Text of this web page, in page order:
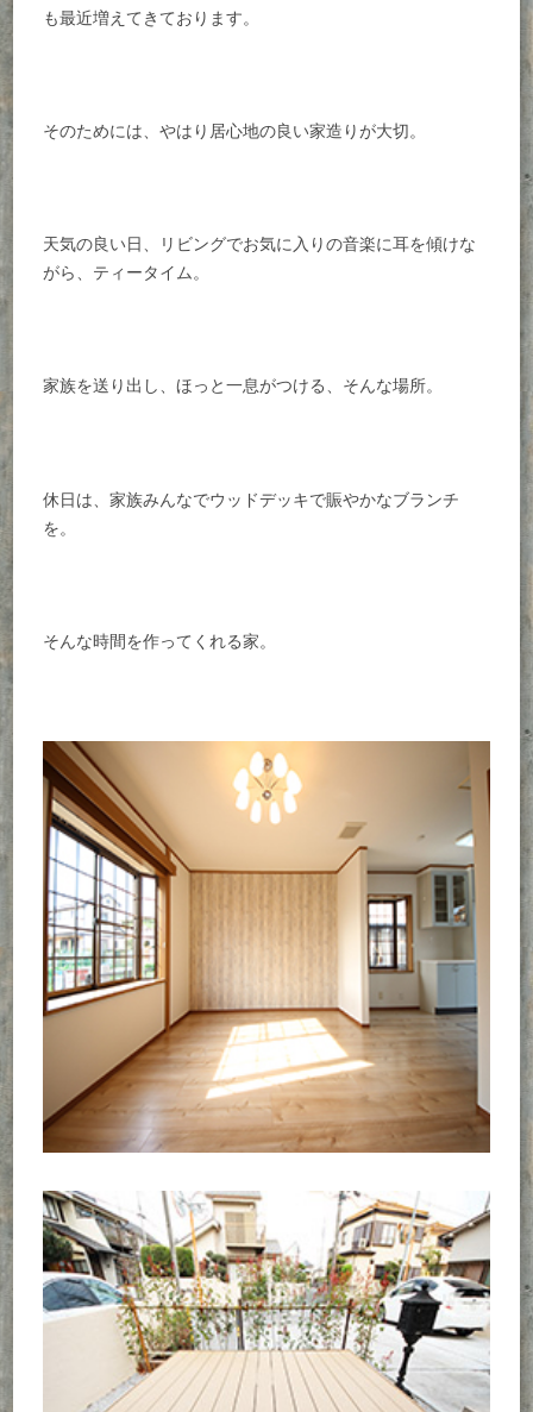
も最近増えてきております。
そのためには、やはり居心地の良い家造りが大切。
天気の良い日、リビングでお気に入りの音楽に耳を傾けな
がら、ティータイム。
家族を送り出し、ほっと一息がつける、そんな場所。
休日は、家族みんなでウッドデッキで賑やかなブランチ
を。
そんな時間を作ってくれる家。